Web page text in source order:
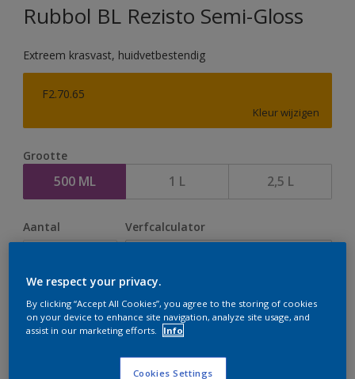
Rubbol BL Rezisto Semi-Gloss
Extreem krasvast, huidvetbestendig
F2.70.65
Kleur wijzigen
Grootte
500 ML 1 L 2,5 L
Aantal Verfcalculator
Op dit moment is het niet mogelijk dit product online
te bestellen. Houd de website in de gaten, we werken
We respect your privacy.
By clicking “Accept All Cookies”, you agree to the storing of cookies
on your device to enhance site navigation, analyze site usage, and
assist in our marketing efforts.
Info
Cookies Settings